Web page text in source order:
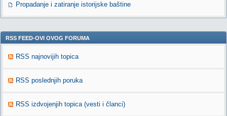
Propadanje i zatiranje istorijske baštine
RSS FEED-OVI OVOG FORUMA
RSS najnovijih topica
RSS poslednjih poruka
RSS izdvojenjih topica (vesti i članci)